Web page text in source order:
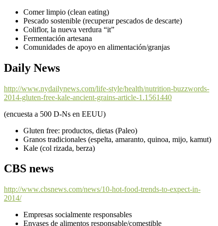
Comer limpio (clean eating)
Pescado sostenible (recuperar pescados de descarte)
Coliflor, la nueva verdura “it”
Fermentación artesana
Comunidades de apoyo en alimentación/granjas
Daily News
http://www.nydailynews.com/life-style/health/nutrition-buzzwords-
2014-gluten-free-kale-ancient-grains-article-1.1561440
(encuesta a 500 D-Ns en EEUU)
Gluten free: productos, dietas (Paleo)
Granos tradicionales (espelta, amaranto, quinoa, mijo, kamut)
Kale (col rizada, berza)
CBS news
http://www.cbsnews.com/news/10-hot-food-trends-to-expect-in-
2014/
Empresas socialmente responsables
Envases de alimentos responsable/comestible